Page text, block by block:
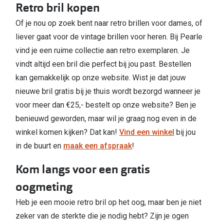
Retro bril kopen
Of je nou op zoek bent naar retro brillen voor dames, of
liever gaat voor de vintage brillen voor heren. Bij Pearle
vind je een ruime collectie aan retro exemplaren. Je
vindt altijd een bril die perfect bij jou past. Bestellen
kan gemakkelijk op onze website. Wist je dat jouw
nieuwe bril gratis bij je thuis wordt bezorgd wanneer je
voor meer dan €25,- bestelt op onze website? Ben je
benieuwd geworden, maar wil je graag nog even in de
winkel komen kijken? Dat kan! Vind een winkel bij jou
in de buurt en maak een afspraak!
Kom langs voor een gratis
oogmeting
Heb je een mooie retro bril op het oog, maar ben je niet
zeker van de sterkte die je nodig hebt? Zijn je ogen